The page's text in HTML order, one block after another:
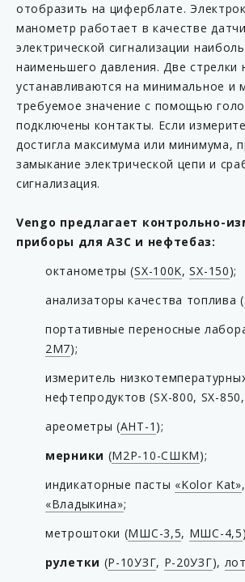
отобразить на циферблате.
манометр работает в качестве
электрической сигнализации
наименьшего давления. Две стрелки
устанавливаются на минимальное и
требуемое значение с помощью
подключены контакты. Если
достигла максимума или минимума,
замыкание электрической цепи и
сигнализация.
Vengo предлагает контрольно-
приборы для АЗС и нефтебаз:
октанометры (SX-100K,SX-150);
анализаторы качества топлива (
портативные переносные
2М7);
измеритель
нефтепродуктов (SX-800, SX-
ареометры (АНТ-1 );
мерники (М2Р-10-СШКМ);
индикаторные пасты «Kolor Kat»,
«Владыкина»;
метроштоки (МШС-3,5, МШС-4,5
рулетки (Р-10УЗГ, Р-20УЗГ),